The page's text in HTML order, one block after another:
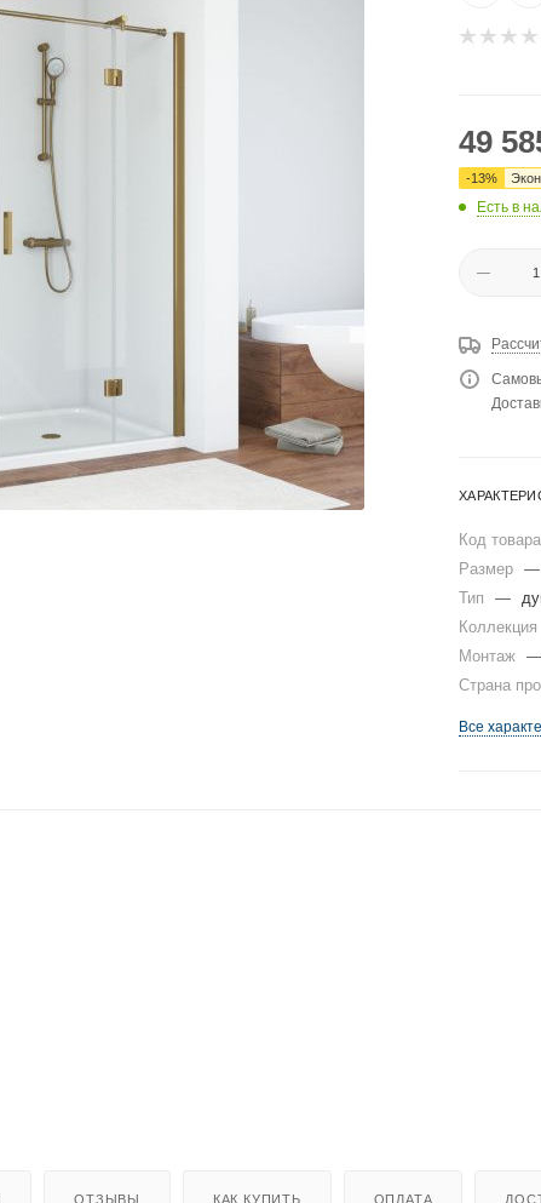
49
-13%
Есть в
Код товара
Размер —
Тип
—
Коллекция
Монтаж —
Страна
Все
ОТЗЫВЫ КАК КУПИТЬ ОПЛАТА